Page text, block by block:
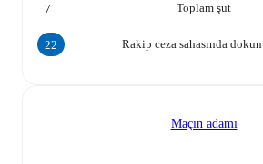
Toplam şut
7
Rakip ceza sahasında
22
Maçın adamı